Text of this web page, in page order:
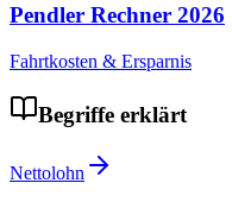
Pendler Rechner 2026
Fahrtkosten & Ersparnis
Begriffe erklärt
Nettolohn